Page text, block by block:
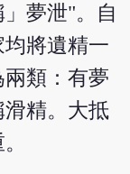
夢泄"。自
均將遺精一
類：有夢
精。大抵